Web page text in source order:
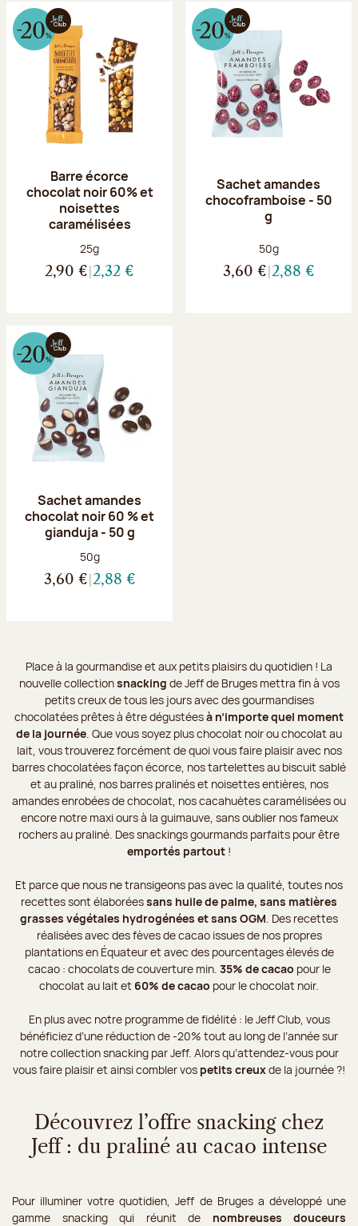
Barre écorce
chocolat noir 60% et
noisettes
caramélisées
Poids net :
25g
2,90 € 2,32 €
Sachet amandes
chocoframboise - 50
g
Poids net :
50g
3,60 € 2,88 €
Sachet amandes
chocolat noir 60 % et
gianduja - 50 g
Poids net :
50g
3,60 € 2,88 €
Place à la gourmandise et aux petits plaisirs du quotidien ! La
nouvelle collectionsnacking de Jeff de Bruges mettra fin à vos
petits creux de tous les jours avec des gourmandises
chocolatées prêtes à être dégustéesà n’importe quel moment
de la journée. Que vous soyez plus chocolat noir ou chocolat au
lait, vous trouverez forcément de quoi vous faire plaisir avec nos
barres chocolatées façon écorce, nos tartelettes au biscuit sablé
et au praliné, nos barres pralinés et noisettes entières, nos
amandes enrobées de chocolat, nos cacahuètes caramélisées ou
encore notre maxi ours à la guimauve, sans oublier nos fameux
rochers au praliné. Des snackings gourmands parfaits pour être
emportés partout !
Et parce que nous ne transigeons pas avec la qualité, toutes nos
recettes sont élaboréessans huile de palme, sans matières
grasses végétales hydrogénées et sans OGM. Des recettes
réalisées avec des fèves de cacao issues de nos propres
plantations en Équateur et avec des pourcentages élevés de
cacao : chocolats de couverture min. 35% de cacao pour le
chocolat au lait et 60% de cacao pour le chocolat noir.
En plus avec notre programme de fidélité : le Jeff Club, vous
bénéficiez d’une réduction de -20% tout au long de l’année sur
notre collection snacking par Jeff. Alors qu’attendez-vous pour
vous faire plaisir et ainsi combler vos petits creuxde la journée ?!
Découvrez l’offre snacking chez
Jeff : du praliné au cacao intense
Pour illuminer votre quotidien, Jeff de Bruges a développé une
gamme snacking qui réunit de nombreuses douceurs